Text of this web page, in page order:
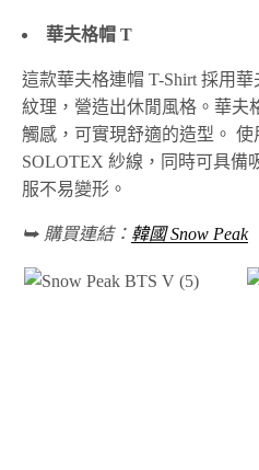
華夫格帽 T
這款華夫格連帽 T-Shirt 採用
紋理，營造出休閒風格。華夫
觸感，可實現舒適的造型。 使
SOLOTEX 紗線，同時可具備
服不易變形。
⮩ 購買連結： 韓國 Snow Peak